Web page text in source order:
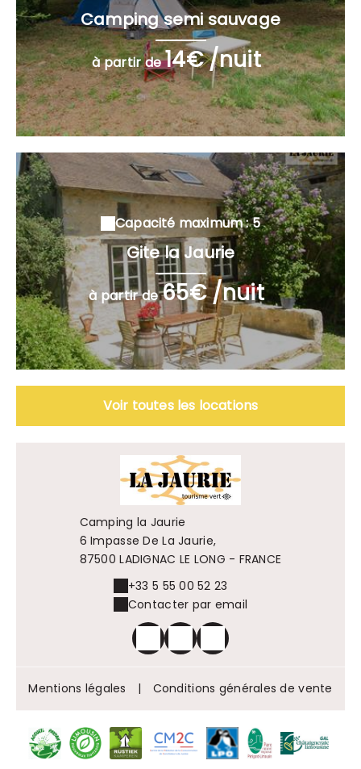
Camping semi sauvage
à partir de14€ /nuit
Capacité maximum : 5
Gite la Jaurie
à partir de65€ /nuit
Voir toutes les locations
Camping la Jaurie
6 Impasse De La Jaurie,
87500 LADIGNAC LE LONG - FRANCE
+33 5 55 00 52 23
Contacter par email
Mentions légales | Conditions générales de vente